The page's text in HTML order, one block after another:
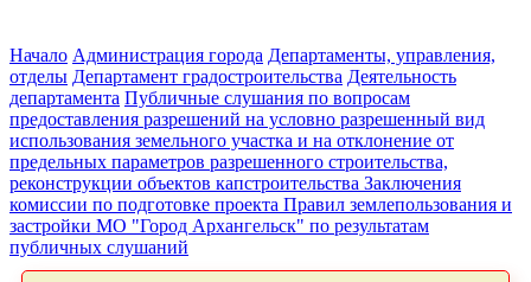
Начало Администрация города Департаменты, управления,
отделы Департамент градостроительства Деятельность
департамента Публичные слушания по вопросам
предоставления разрешений на условно разрешенный вид
использования земельного участка и на отклонение от
предельных параметров разрешенного строительства,
реконструкции объектов капстроительства Заключения
комиссии по подготовке проекта Правил землепользования и
застройки МО "Город Архангельск" по результатам
публичных слушаний